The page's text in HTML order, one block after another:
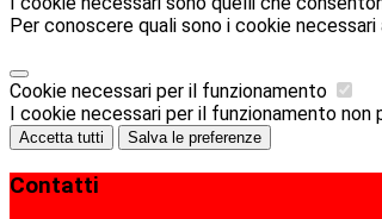
Per conoscere quali sono i cookie
Cookie necessari per il funzionamento
I cookie necessari per il funzionamento
Accetta tutti Salva le preferenze
Contatti